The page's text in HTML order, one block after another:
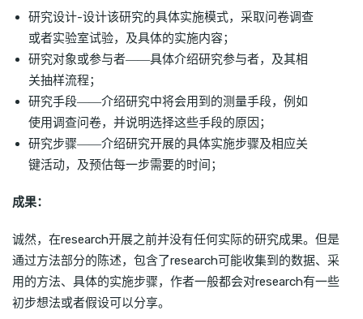
研究设计-设计该研究的具体实施模式，采取问卷调查
或者实验室试验，及具体的实施内容；
研究对象或参与者――具体介绍研究参与者，及其相
关抽样流程；
研究手段――介绍研究中将会用到的测量手段，例如
使用调查问卷，并说明选择这些手段的原因；
研究步骤――介绍研究开展的具体实施步骤及相应关
键活动，及预估每一步需要的时间；
成果：
诚然，在research开展之前并没有任何实际的研究成果。但是
通过方法部分的陈述，包含了research可能收集到的数据、采
用的方法、具体的实施步骤，作者一般都会对research有一些
初步想法或者假设可以分享。